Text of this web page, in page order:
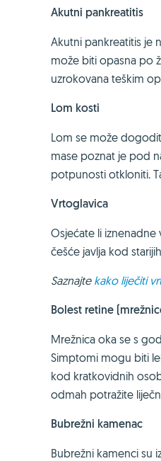
Akutni pankreatitis
Akutni pankreatitis je
može biti opasna po
uzrokovana teškim
Lom kosti
Lom se može
mase poznat je pod
potpunosti otkloniti.
Vrtoglavica
Osjećate li
češće javlja kod
Saznajte kako liječiti
Bolest retine
Mrežnica oka se s
Simptomi mogu biti
kod kratkovidnih
odmah potražite
Bubrežni kamenac
Bubrežni kamenci su